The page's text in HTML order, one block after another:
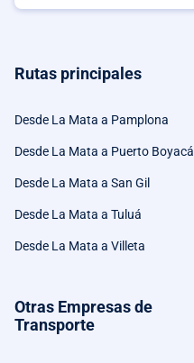
Rutas principales
Desde La Mata a Pamplona
Desde La Mata a Puerto Boyacá
Desde La Mata a San Gil
Desde La Mata a Tuluá
Desde La Mata a Villeta
Otras Empresas de
Transporte